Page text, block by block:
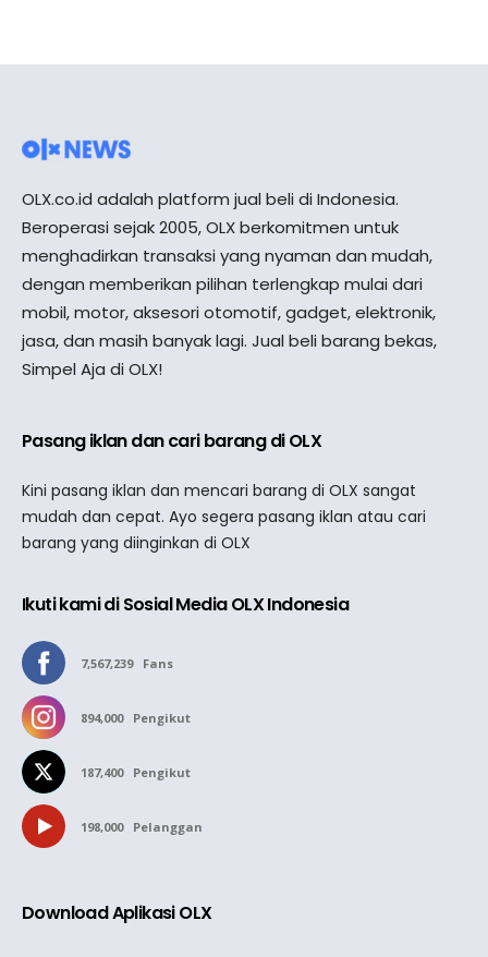
OLX.co.id adalah platform jual beli di Indonesia.
Beroperasi sejak 2005, OLX berkomitmen untuk
menghadirkan transaksi yang nyaman dan mudah,
dengan memberikan pilihan terlengkap mulai dari
mobil, motor, aksesori otomotif, gadget, elektronik,
jasa, dan masih banyak lagi. Jual beli barang bekas,
Simpel Aja di OLX!
Pasang iklan dan cari barang di OLX
Kini pasang iklan dan mencari barang di OLX sangat
mudah dan cepat. Ayo segera pasang iklan atau cari
barang yang diinginkan di OLX
Ikuti kami di Sosial Media OLX Indonesia
7,567,239 Fans
894,000 Pengikut
187,400 Pengikut
198,000 Pelanggan
Download Aplikasi OLX